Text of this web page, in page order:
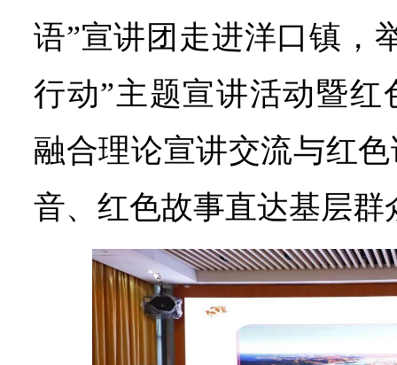
语”宣讲团走进洋口镇，
行动”主题宣讲活动暨
融合理论宣讲交流与红
音、红色故事直达基层群